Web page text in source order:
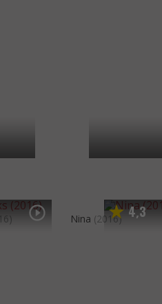
4,3
Nina (2016)